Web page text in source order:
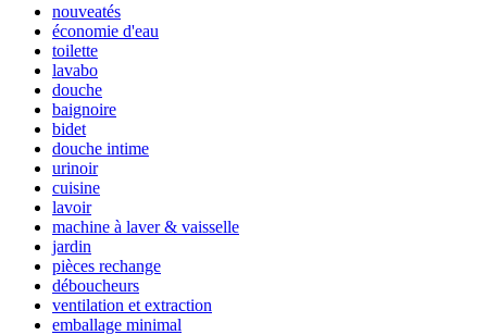
nouveatés
économie d'eau
toilette
lavabo
douche
baignoire
bidet
douche intime
urinoir
cuisine
lavoir
machine à laver & vaisselle
jardin
pièces rechange
déboucheurs
ventilation et extraction
emballage minimal